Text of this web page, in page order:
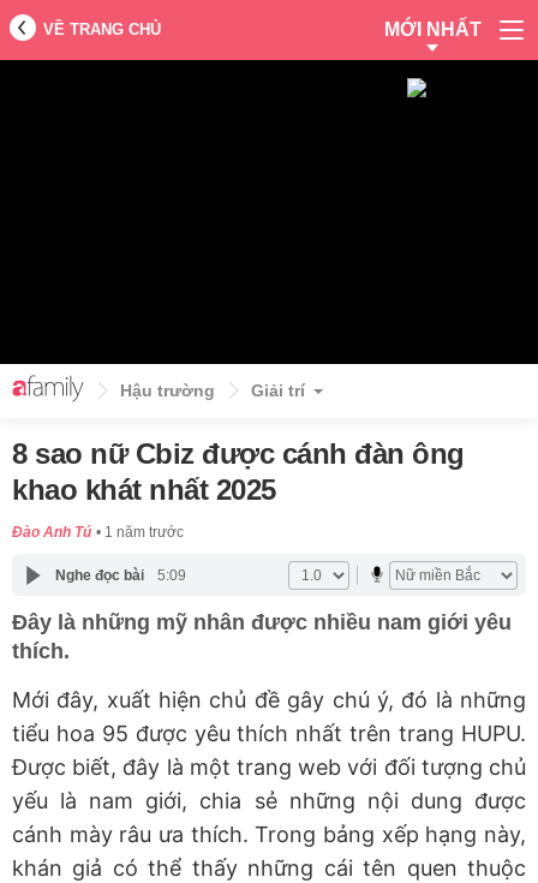
VỀ TRANG CHỦ MỚI NHẤT
Hậu trường Giải trí
8 sao nữ Cbiz được cánh đàn ông
khao khát nhất 2025
Đào Anh Tú 1 năm trước
Nghe đọc bài 5:09
Đây là những mỹ nhân được nhiều nam giới yêu
thích.
Mới đây, xuất hiện chủ đề gây chú ý, đó là những
tiểu hoa 95 được yêu thích nhất trên trang HUPU.
Được biết, đây là một trang web với đối tượng chủ
yếu là nam giới, chia sẻ những nội dung được
cánh mày râu ưa thích. Trong bảng xếp hạng này,
khán giả có thể thấy những cái tên quen thuộc